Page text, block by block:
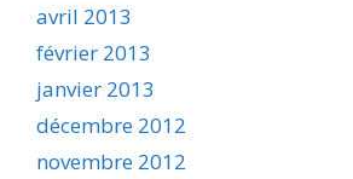
avril 2013
février 2013
janvier 2013
décembre 2012
novembre 2012